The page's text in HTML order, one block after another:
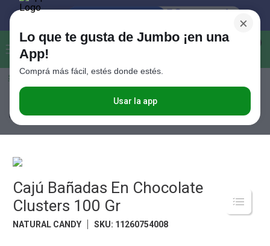
Buscar...
Seleccioná el método de entrega
×
Lo que te gusta de Jumbo ¡en una
App!
Comprá más fácil, estés donde estés.
Usar la app
Desayuno y Merienda Cereales
Chocolate Clusters 100 Gr
Cajú Bañadas En Chocolate
Clusters 100 Gr
NATURAL CANDY SKU: 11260754008
Términos más buscados
.
Valijas
Cerveza
Galletitas
Yerba